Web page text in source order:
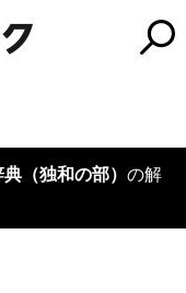
（独和の部） の解